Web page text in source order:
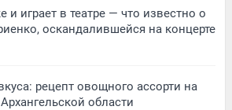
и играет в театре — что известно о
оскандалившейся на концерте
рецепт овощного ассорти на
области